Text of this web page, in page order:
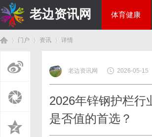
老边资讯网 体育健康
门户 资讯
›
详情
老边资讯网 2026-05-15
2026年锌钢护栏行
是否值的首选？